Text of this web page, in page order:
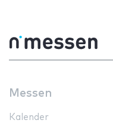
Messen
Kalender